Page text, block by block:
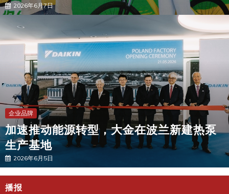
2026年6月7日
企业品牌
加速推动能源转型，大金在波兰新建热泵
生产基地
2026年6月5日
播报